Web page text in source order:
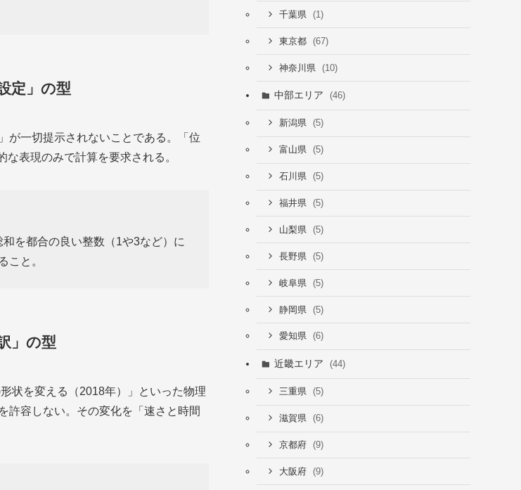
定」の型
が一切提示されないことである。「位
表現のみで計算を要求される。
を都合の良い整数（1や3など）に
こと。
」の型
状を変える（2018年）」といった物理
許容しない。その変化を「速さと時間
千葉県 (1)
東京都 (67)
神奈川県 (10)
中部エリア (46)
新潟県 (5)
富山県 (5)
石川県 (5)
福井県 (5)
山梨県 (5)
長野県 (5)
岐阜県 (5)
静岡県 (5)
愛知県 (6)
近畿エリア (44)
三重県 (5)
滋賀県 (6)
京都府 (9)
大阪府 (9)